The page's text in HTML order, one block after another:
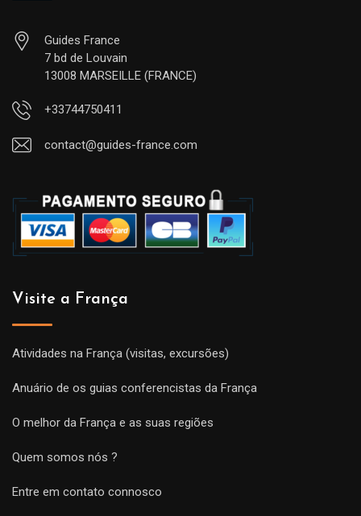
Guides France
7 bd de Louvain
13008 MARSEILLE (FRANCE)
+33744750411
contact@guides-france.com
Visite a França
Atividades na França (visitas, excursões)
Anuário de os guias conferencistas da França
O melhor da França e as suas regiões
Quem somos nós ?
Entre em contato connosco